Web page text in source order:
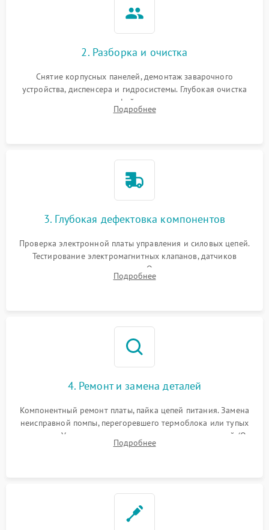
2. Разборка и очистка
Снятие корпусных панелей, демонтаж заварочного
устройства, диспенсера и гидросистемы. Глубокая очистка
внутренних узлов от кофейных масел, жмыха и накипи.
Промывка дренажных каналов и фильтров с использованием
Подробнее
3. Глубокая дефектовка компонентов
Проверка электронной платы управления и силовых цепей.
Тестирование электромагнитных клапанов, датчиков
температуры и расходомера. Оценка степени износа
жерновов кофемолки, уплотнительных колец гидросистемы
Подробнее
4. Ремонт и замена деталей
Компонентный ремонт платы, пайка цепей питания. Замена
неисправной помпы, перегоревшего термоблока или тупых
жерновов. Установка новых силиконовых уплотнителей (O-
ring) и тефлоновых трубок для надежного устранения
Подробнее